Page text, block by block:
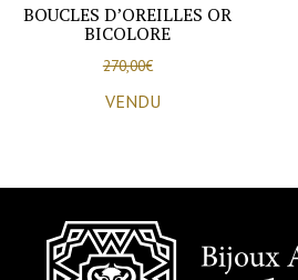
BOUCLES D’OREILLES OR
BICOLORE
270,00€
VENDU